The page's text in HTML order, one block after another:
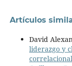
Artículos
David
liderazgo y